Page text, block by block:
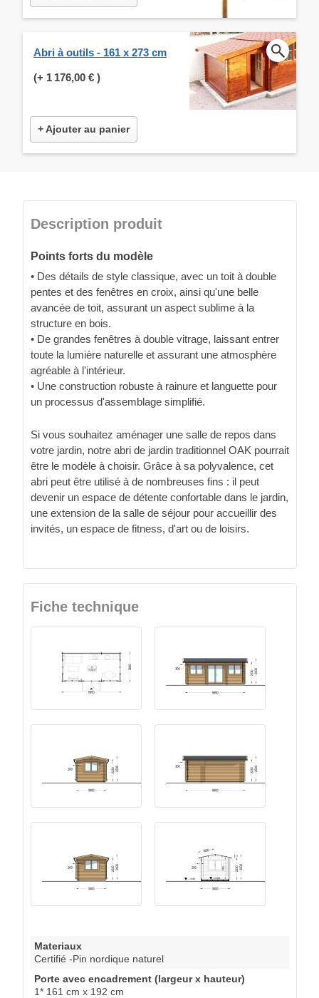
Abri à outils - 161 x 273 cm
(+ 1 176,00 € )
+ Ajouter au panier
Description produit
Points forts du modèle
• Des détails de style classique, avec un toit à double
pentes et des fenêtres en croix, ainsi qu'une belle
avancée de toit, assurant un aspect sublime à la
structure en bois.
• De grandes fenêtres à double vitrage, laissant entrer
toute la lumière naturelle et assurant une atmosphère
agréable à l'intérieur.
• Une construction robuste à rainure et languette pour
un processus d'assemblage simplifié.
Si vous souhaitez aménager une salle de repos dans
votre jardin, notre abri de jardin traditionnel OAK pourrait
être le modèle à choisir. Grâce à sa polyvalence, cet
abri peut être utilisé à de nombreuses fins : il peut
devenir un espace de détente confortable dans le jardin,
une extension de la salle de séjour pour accueillir des
invités, un espace de fitness, d'art ou de loisirs.
Fiche technique
Materiaux
Certifié -Pin nordique naturel
Porte avec encadrement (largeur x hauteur)
1* 161 cm x 192 cm